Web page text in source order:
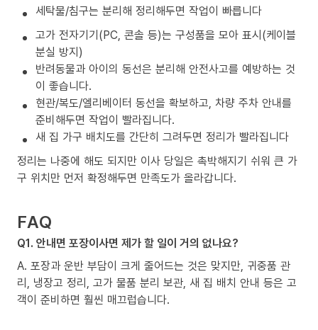
세탁물/침구는 분리해 정리해두면 작업이 빠릅니다
고가 전자기기(PC, 콘솔 등)는 구성품을 모아 표시(케이블
분실 방지)
반려동물과 아이의 동선은 분리해 안전사고를 예방하는 것
이 좋습니다.
현관/복도/엘리베이터 동선을 확보하고, 차량 주차 안내를
준비해두면 작업이 빨라집니다.
새 집 가구 배치도를 간단히 그려두면 정리가 빨라집니다
정리는 나중에 해도 되지만 이사 당일은 촉박해지기 쉬워 큰 가
구 위치만 먼저 확정해두면 만족도가 올라갑니다.
FAQ
Q1. 안내면 포장이사면 제가 할 일이 거의 없나요?
A. 포장과 운반 부담이 크게 줄어드는 것은 맞지만, 귀중품 관
리, 냉장고 정리, 고가 물품 분리 보관, 새 집 배치 안내 등은 고
객이 준비하면 훨씬 매끄럽습니다.